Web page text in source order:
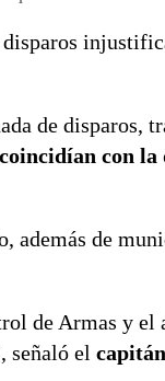
de disparos,
con la
además de
de Armas y
señaló el